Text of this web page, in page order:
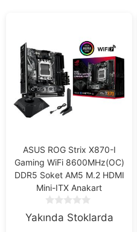
ASUS ROG Strix X870-I
Gaming WiFi 8600MHz(OC)
DDR5 Soket AM5 M.2 HDMI
Mini-ITX Anakart
o
Yakında Stoklarda